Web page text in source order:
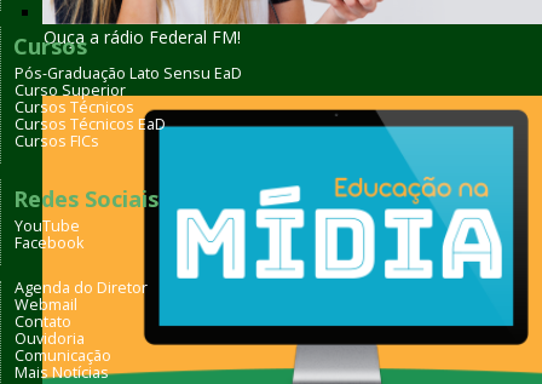
Ouça a rádio Federal FM!
Cursos
Pós-Graduação Lato Sensu EaD
Curso Superior
Cursos Técnicos
Cursos Técnicos EaD
Cursos FICs
Redes Sociais
YouTube
Facebook
Agenda do Diretor
Webmail
Contato
Ouvidoria
Comunicação
Mais Notícias